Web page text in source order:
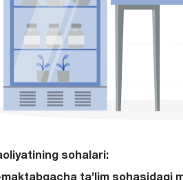
sohalari:
maktabgacha ta’lim sohasidagi